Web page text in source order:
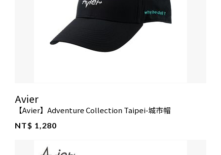
Avier
【Avier】Adventure Collection Taipei-城市帽
NT$ 1,280